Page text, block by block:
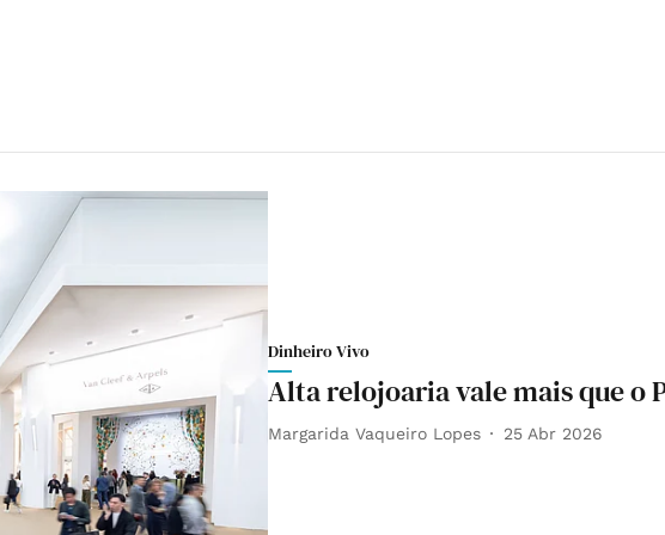
Dinheiro Vivo
Alta relojoaria vale mais que o
Margarida Vaqueiro Lopes 25 Abr 2026